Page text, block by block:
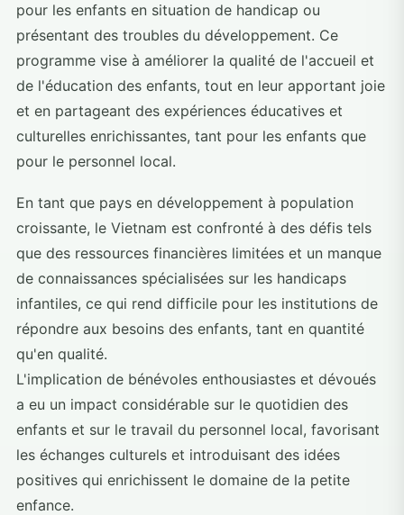
pour les enfants en situation de handicap ou
présentant des troubles du développement. Ce
programme vise à améliorer la qualité de l'accueil et
de l'éducation des enfants, tout en leur apportant joie
et en partageant des expériences éducatives et
culturelles enrichissantes, tant pour les enfants que
pour le personnel local.
En tant que pays en développement à population
croissante, le Vietnam est confronté à des défis tels
que des ressources financières limitées et un manque
de connaissances spécialisées sur les handicaps
infantiles, ce qui rend difficile pour les institutions de
répondre aux besoins des enfants, tant en quantité
qu'en qualité.
L'implication de bénévoles enthousiastes et dévoués
a eu un impact considérable sur le quotidien des
enfants et sur le travail du personnel local, favorisant
les échanges culturels et introduisant des idées
positives qui enrichissent le domaine de la petite
enfance.